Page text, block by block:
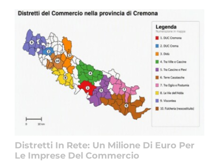
Distretti In Rete: Un Milione Di Euro Per
Le Imprese Del Commercio